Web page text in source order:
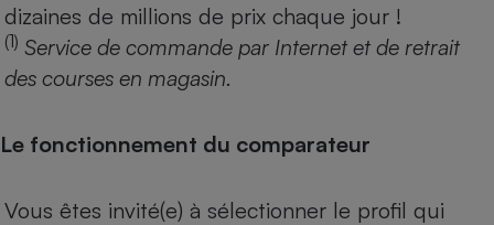
dizaines de millions de prix chaque jour !
(1) Service de commande par Internet et de retrait
des courses en magasin.
Le fonctionnement du comparateur
Vous êtes invité(e) à sélectionner le profil qui